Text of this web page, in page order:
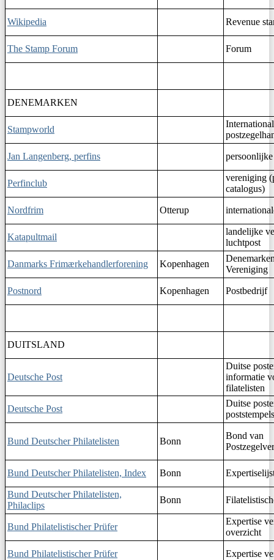
Wikipedia Revenue
The Stamp Forum Forum
DENEMARKEN
Stampworld
Jan Langenberg, perfins
Perfinclub
vereniging
catalogus)
Nordfrim Otterup
Katapultmail
landelijke
luchtpost
Danmarks Frimærkehandlerforening Kopenhagen
Vereniging
Postnord Kopenhagen Postbedrijf
DUITSLAND
Deutsche Post
Duitse
informatie
filatelisten
Deutsche Post
Duitse
poststempels
Bund Deutscher Philatelisten Bonn
Bond van
Bund Deutscher Philatelisten, Index Bonn
Bund Deutscher Philatelisten,
Philaclips
Bonn
Bund Philatelistischer Prüfer
Expertise
overzicht
Bund Philatelistischer Prüfer Expertise